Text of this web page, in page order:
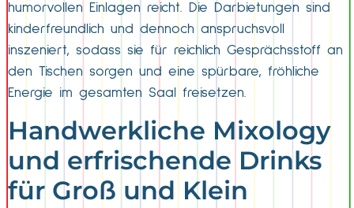
humorvollen Einlagen reicht. Die Darbietungen sind
kinderfreundlich und dennoch anspruchsvoll
inszeniert, sodass sie für reichlich Gesprächsstoff an
den Tischen sorgen und eine spürbare, fröhliche
Energie im gesamten Saal freisetzen.
Handwerkliche Mixology
und erfrischende Drinks
für Groß und Klein